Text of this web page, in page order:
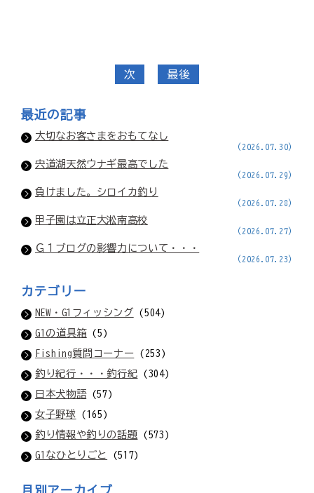
次 最後
最近の記事
大切なお客さまをおもてなし
(2026.07.30)
宍道湖天然ウナギ最高でした
(2026.07.29)
負けました。シロイカ釣り
(2026.07.28)
甲子園は立正大淞南高校
(2026.07.27)
Ｇ１ブログの影響力について・・・
(2026.07.23)
カテゴリー
NEW・G1フィッシング(504)
G1の道具箱(5)
Fishing質問コーナー (253)
釣り紀行・・・釣行紀 (304)
日本犬物語(57)
女子野球 (165)
釣り情報や釣りの話題 (573)
G1なひとりごと
(517)